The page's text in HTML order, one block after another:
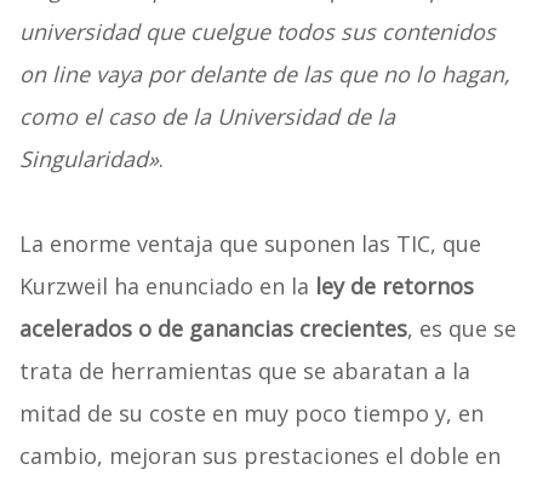
universidad que cuelgue todos sus contenidos
on line vaya por delante de las que no lo hagan,
como el caso de la Universidad de la
Singularidad».
La enorme ventaja que suponen las TIC, que
Kurzweil ha enunciado en la ley de retornos
acelerados o de ganancias crecientes, es que se
trata de herramientas que se abaratan a la
mitad de su coste en muy poco tiempo y, en
cambio, mejoran sus prestaciones el doble en